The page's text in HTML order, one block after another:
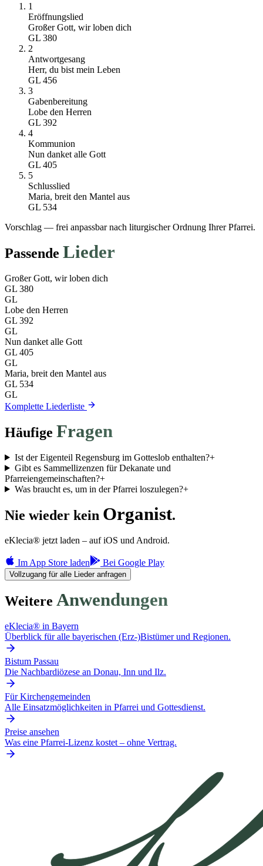
1
Eröffnungslied
Großer Gott, wir loben dich
GL 380
2
Antwortgesang
Herr, du bist mein Leben
GL 456
3
Gabenbereitung
Lobe den Herren
GL 392
4
Kommunion
Nun danket alle Gott
GL 405
5
Schlusslied
Maria, breit den Mantel aus
GL 534
Vorschlag — frei anpassbar nach liturgischer Ordnung Ihrer Pfarrei.
Passende Lieder
Großer Gott, wir loben dich
GL 380
GL
Lobe den Herren
GL 392
GL
Nun danket alle Gott
GL 405
GL
Maria, breit den Mantel aus
GL 534
GL
Komplette Liederliste
Häufige Fragen
Ist der Eigenteil Regensburg im Gotteslob enthalten?+
Gibt es Sammellizenzen für Dekanate und
Pfarreiengemeinschaften?+
Was braucht es, um in der Pfarrei loszulegen?+
Nie wieder kein Organist.
eKlecia® jetzt laden – auf iOS und Android.
Im App Store laden Bei Google Play
Vollzugang für alle Lieder anfragen
Weitere Anwendungen
eKlecia® in Bayern
Überblick für alle bayerischen (Erz-)Bistümer und Regionen.
Bistum Passau
Die Nachbardiözese an Donau, Inn und Ilz.
Für Kirchengemeinden
Alle Einsatzmöglichkeiten in Pfarrei und Gottesdienst.
Preise ansehen
Was eine Pfarrei-Lizenz kostet – ohne Vertrag.